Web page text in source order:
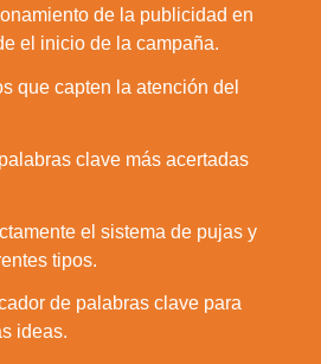
de la publicidad en
el inicio de la campaña.
que capten la atención del
clave más acertadas
el sistema de pujas y
tipos.
de palabras clave para
ideas.